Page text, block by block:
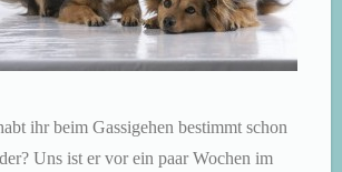
ihr beim Gassigehen bestimmt schon
Uns ist er vor ein paar Wochen im